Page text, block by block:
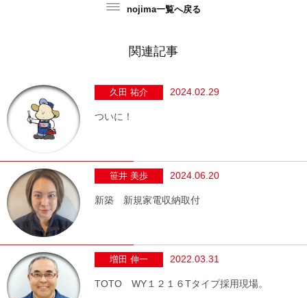
nojima一覧へ戻る
関連記事
久田 祐介 2024.02.29
ついに！
笹井 美歩 2024.06.20
新築 新規家電収納取付
増田 伸一 2022.03.31
TOTO WY１２１６Tタイプ採用現場。